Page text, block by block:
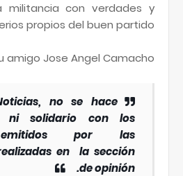
militancia con verdades y
propios del buen partido .....
amigo Jose Angel Camacho.
no se hace
ni solidario con los
emitidos por las
en la sección
de opinión.